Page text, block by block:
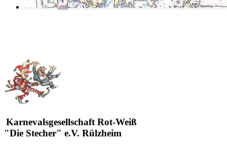
Karnevalsgesellschaft Rot-Weiß
"Die Stecher" e.V. Rülzheim